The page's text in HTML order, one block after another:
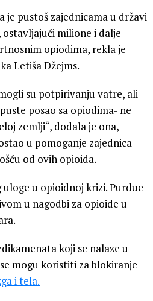
je pustoš zajednicama u državi
milione i dalje
opiodima, rekla je
Letiša Džejms.
su potpirivanju vatre, ali
posao sa opiodima- ne
zemlji“, dodala je ona,
u pomoganje zajednica
od ovih opioida.
u opioidnoj krizi. Purdue
u nagodbi za opioide u
koji se nalaze u
mogu koristiti za blokiranje
i tela.